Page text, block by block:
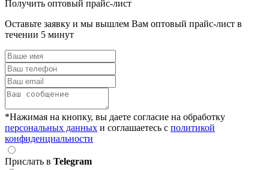
Получить оптовый прайс-лист
Оставьте заявку и мы вышлем Вам оптовый прайс-лист в
течении 5 минут
*Нажимая на кнопку, вы даете согласие на обработку
персональных данных и соглашаетесь c политикой
конфиденциальности
Прислать в Telegram